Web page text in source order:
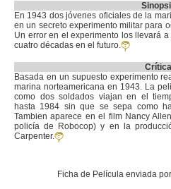
En 1943 dos jóvenes oficiales de la
en un secreto experimento militar para
Un error en el experimento los llevará
cuatro décadas en el futuro.
Crítica
Basada en un supuesto experimento
marina norteamericana en 1943. La
como dos soldados viajan en el
hasta 1984 sin que se sepa como
Tambien aparece en el film Nancy
policía de Robocop) y en la
Carpenter.
Ficha de Película enviada por